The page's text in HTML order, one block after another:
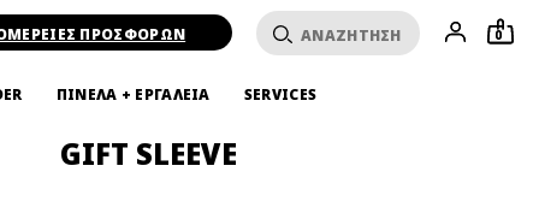
ΠΡΟΣΦΟΡΩΝ 0
ΠΙΝΕΛΑ + ΕΡΓΑΛΕΙΑ SERVICES
GIFT SLEEVE